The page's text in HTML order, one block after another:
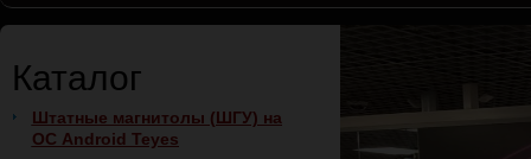
Каталог
Штатные магнитолы (ШГУ) на
ОС Android Teyes